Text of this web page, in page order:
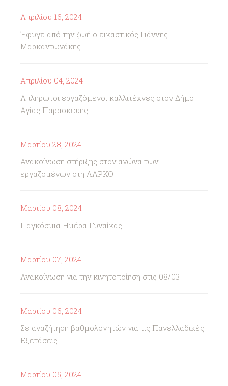
Απριλίου 16, 2024
Έφυγε από την ζωή ο εικαστικός Γιάννης
Μαρκαντωνάκης
Απριλίου 04, 2024
Απλήρωτοι εργαζόμενοι καλλιτέχνες στον Δήμο
Αγίας Παρασκευής
Μαρτίου 28, 2024
Ανακοίνωση στήριξης στον αγώνα των
εργαζομένων στη ΛΑΡΚΟ
Μαρτίου 08, 2024
Παγκόσμια Ημέρα Γυναίκας
Μαρτίου 07, 2024
Ανακοίνωση για την κινητοποίηση στις 08/03
Μαρτίου 06, 2024
Σε αναζήτηση βαθμολογητών για τις Πανελλαδικές
Εξετάσεις
Μαρτίου 05, 2024